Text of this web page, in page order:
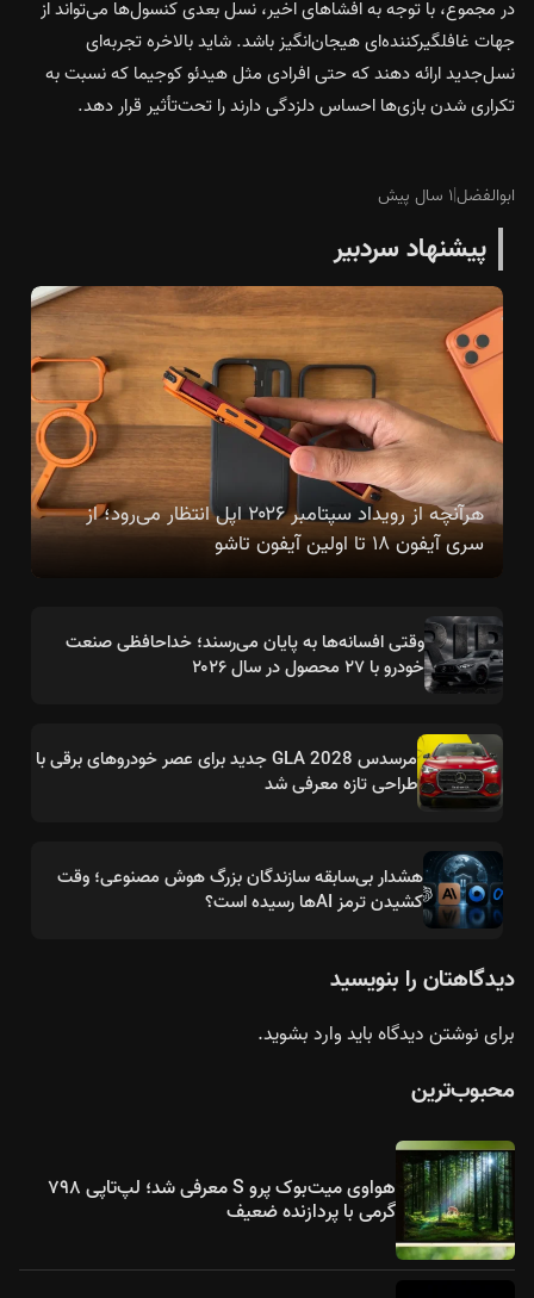
در مجموع، با توجه به افشاهای اخیر، نسل بعدی کنسول‌ها می‌تواند از
جهات غافلگیرکننده‌ای هیجان‌انگیز باشد. شاید بالاخره تجربه‌ای
نسل‌جدید ارائه دهند که حتی افرادی مثل هیدئو کوجیما که نسبت به
تکراری شدن بازی‌ها احساس دلزدگی دارند را تحت‌تأثیر قرار دهد.
ابوالفضل|۱ سال پیش
پیشنهاد سردبیر
هرآنچه از رویداد سپتامبر ۲۰۲۶ اپل انتظار می‌رود؛ از
سری آیفون ۱۸ تا اولین آیفون تاشو
وقتی افسانه‌ها به پایان می‌رسند؛ خداحافظی صنعت
خودرو با ۲۷ محصول در سال ۲۰۲۶
مرسدس GLA 2028 جدید برای عصر خودروهای برقی با
طراحی تازه معرفی شد
هشدار بی‌سابقه سازندگان بزرگ هوش مصنوعی؛ وقت
کشیدن ترمز AIها رسیده است؟
دیدگاهتان را بنویسید
برای نوشتن دیدگاه بایدوارد بشوید.
محبوب‌ترین
هواوی میت‌بوک پرو S معرفی شد؛ لپ‌تاپی ۷۹۸
گرمی با پردازنده ضعیف